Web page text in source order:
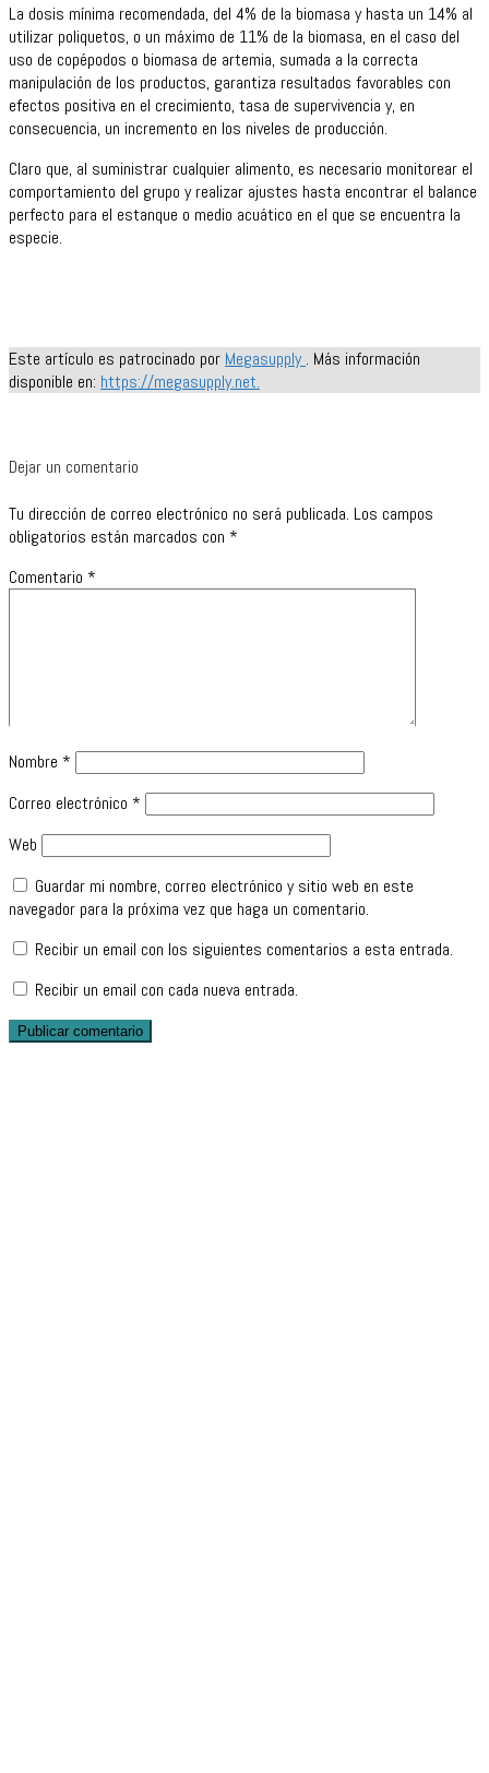
La dosis mínima recomendada, del 4% de la biomasa y hasta un 14% al
utilizar poliquetos, o un máximo de 11% de la biomasa, en el caso del
uso de copépodos o biomasa de artemia, sumada a la correcta
manipulación de los productos, garantiza resultados favorables con
efectos positiva en el crecimiento, tasa de supervivencia y, en
consecuencia, un incremento en los niveles de producción.
Claro que, al suministrar cualquier alimento, es necesario monitorear el
comportamiento del grupo y realizar ajustes hasta encontrar el balance
perfecto para el estanque o medio acuático en el que se encuentra la
especie.
Este artículo es patrocinado por Megasupply. Más información
disponible en: https://megasupply.net.
Dejar un comentario
Tu dirección de correo electrónico no será publicada. Los campos
obligatorios están marcados con *
Comentario *
Nombre *
Correo electrónico *
Web
Guardar mi nombre, correo electrónico y sitio web en este
navegador para la próxima vez que haga un comentario.
Recibir un email con los siguientes comentarios a esta entrada.
Recibir un email con cada nueva entrada.